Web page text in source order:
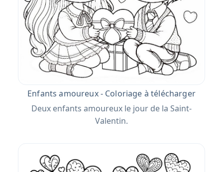
Enfants amoureux - Coloriage à télécharger
Deux enfants amoureux le jour de la Saint-
Valentin.